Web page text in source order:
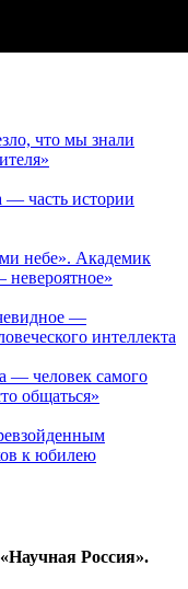
что мы знали
часть истории
небе». Академик
—
интеллекта
— человек самого
общаться»
к юбилею
Россия».